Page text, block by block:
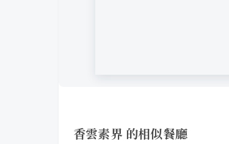
香雲素界 的相似餐廳